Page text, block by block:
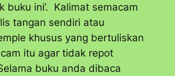
buku ini’. Kalimat semacam
tangan sendiri atau
khusus yang bertuliskan
itu agar tidak repot
buku anda dibaca